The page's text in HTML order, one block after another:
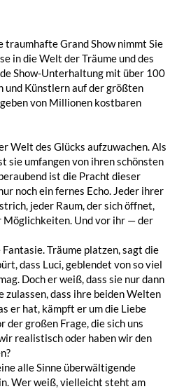
traumhafte Grand Show nimmt Sie
in die Welt der Träume und des
Show-Unterhaltung mit über 100
und Künstlern auf der größten
von Millionen kostbaren
Welt des Glücks aufzuwachen. Als
sie umfangen von ihren schönsten
ist die Pracht dieser
noch ein fernes Echo. Jeder ihrer
jeder Raum, der sich öffnet,
Möglichkeiten. Und vor ihr — der
Träume platzen, sagt die
dass Luci, geblendet von so viel
Doch er weiß, dass sie nur dann
zulassen, dass ihre beiden Welten
er hat, kämpft er um die Liebe
der großen Frage, die sich uns
realistisch oder haben wir den
alle Sinne überwältigende
Wer weiß, vielleicht steht am